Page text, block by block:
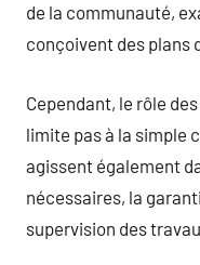
de la communauté,
conçoivent des plans
Cependant, le rôle
limite pas à la simple
agissent également
nécessaires, la
supervision des